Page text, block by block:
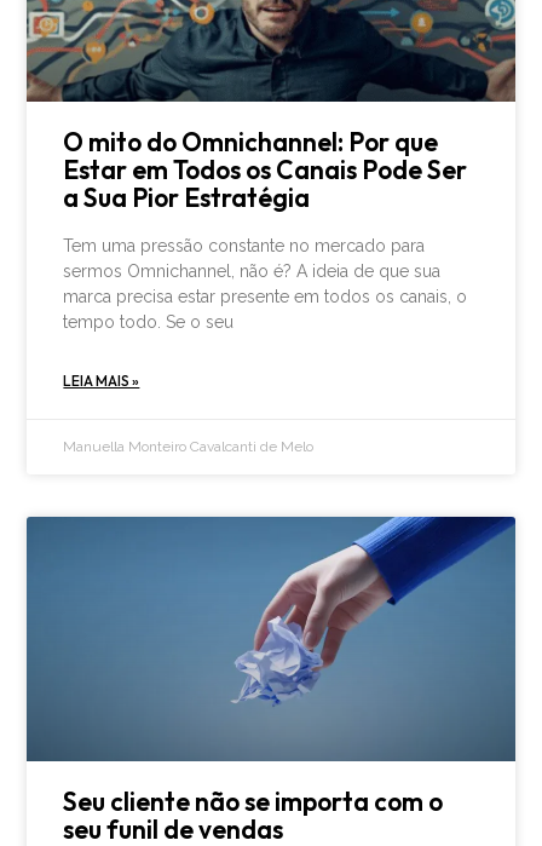
O mito do Omnichannel: Por que
Estar em Todos os Canais Pode Ser
a Sua Pior Estratégia
Tem uma pressão constante no mercado para
sermos Omnichannel, não é? A ideia de que sua
marca precisa estar presente em todos os canais, o
tempo todo. Se o seu
LEIA MAIS »
Manuella Monteiro Cavalcanti de Melo
Seu cliente não se importa com o
seu funil de vendas